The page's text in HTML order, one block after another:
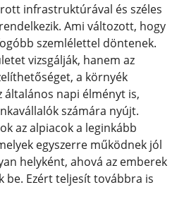
infrastruktúrával és széles
Ami változott, hogy
szemlélettel döntenek.
vizsgálják, hanem az
a környék
általános napi élményt is,
számára nyújt.
az alpiacok a leginkább
egyszerre működnek jól
helyként, ahová az emberek
be. Ezért teljesít továbbra is